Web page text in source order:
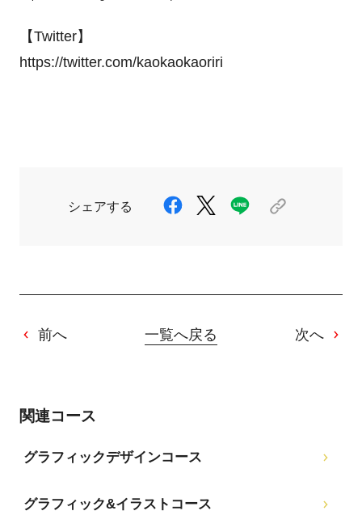
【Twitter】
https://twitter.com/kaokaokaoriri
シェアする
前へ 一覧へ戻る 次へ
関連コース
グラフィックデザインコース
グラフィック&イラストコース